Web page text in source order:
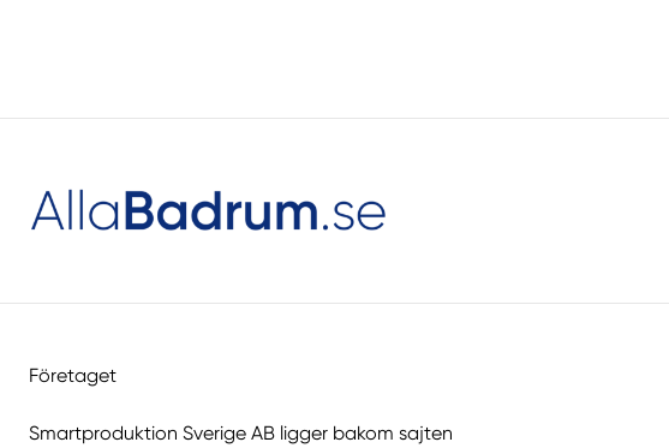
Företaget
Smartproduktion Sverige AB ligger bakom sajten